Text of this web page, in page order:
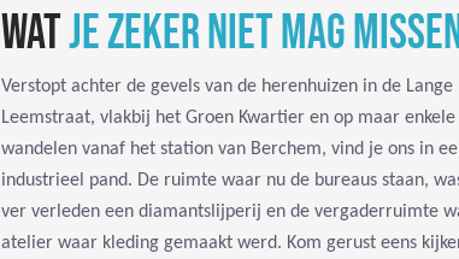
WATJE ZEKER NIET MAG
Verstopt achter de gevels van de herenhuizen in de Lange
Leemstraat, vlakbij het Groen Kwartier en op maar
wandelen vanaf het station van Berchem, vind je ons in
industrieel pand. De ruimte waar nu de bureaus staan,
ver verleden een diamantslijperij en de vergaderruimte
atelier waar kleding gemaakt werd. Kom gerust eens